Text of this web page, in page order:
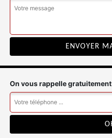
On vous rappelle gratuitement